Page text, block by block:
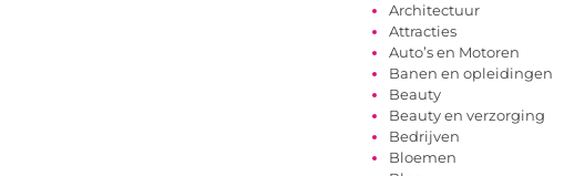
Architectuur
Attracties
Auto’s en Motoren
Banen en opleidingen
Beauty
Beauty en verzorging
Bedrijven
Bloemen